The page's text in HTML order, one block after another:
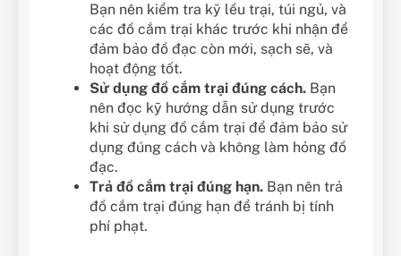
Bạn nên kiểm tra kỹ lều trại, túi ngủ, và
các đồ cắm trại khác trước khi nhận để
đảm bảo đồ đạc còn mới, sạch sẽ, và
hoạt động tốt.
Sử dụng đồ cắm trại đúng cách. Bạn
nên đọc kỹ hướng dẫn sử dụng trước
khi sử dụng đồ cắm trại để đảm bảo sử
dụng đúng cách và không làm hỏng đồ
đạc.
Trả đồ cắm trại đúng hạn. Bạn nên trả
đồ cắm trại đúng hạn để tránh bị tính
phí phạt.